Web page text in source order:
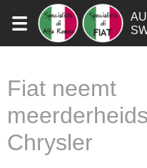
Fiat neemt
Chrysler